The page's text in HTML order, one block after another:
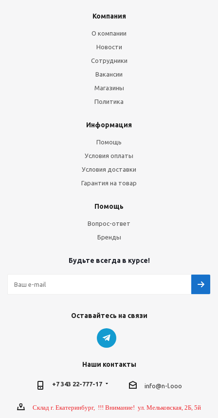
Компания
О компании
Новости
Сотрудники
Вакансии
Магазины
Политика
Информация
Помощь
Условия оплаты
Условия доставки
Гарантия на товар
Помощь
Вопрос-ответ
Бренды
Будьте всегда в курсе!
Оставайтесь на связи
Наши контакты
+7 343 22-777-17 info@n-l.ooo
Склад г. Екатеринбург, !!! Внимание! ул. Мельковская, 2Б, 5й